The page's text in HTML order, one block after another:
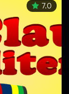
7.0